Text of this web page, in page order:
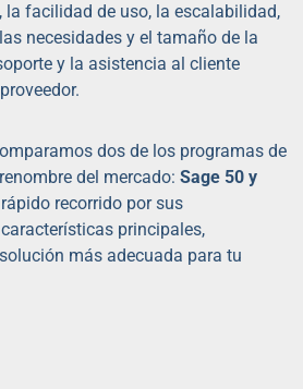
la facilidad de uso, la escalabilidad,
necesidades y el tamaño de la
y la asistencia al cliente
dos de los programas de
del mercado: Sage 50 y
recorrido por sus
principales,
más adecuada para tu